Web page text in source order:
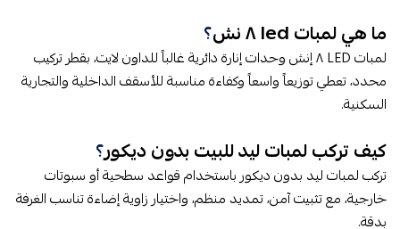
ما هي لمبات led ٨ نش​​ ​؟
لمبات LED ٨ إنش وحدات إنارة دائرية غالباً للداون لايت، بقطر تركيب
محدد، تعطي توزيعاً واسعاً وكفاءة مناسبة للأسقف الداخلية والتجارية
السكنية.
كيف تركب لمبات ليد للبيت بدون ديكور​​​؟
تركب لمبات ليد بدون ديكور باستخدام قواعد سطحية أو سبوتات
خارجية، مع تثبيت آمن، تمديد منظم، واختيار زاوية إضاءة تناسب الغرفة
بدقة.